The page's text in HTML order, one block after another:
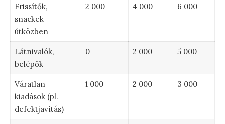
Frissítők,
snackek
útközben
2 000 4 000 6 000
Látnivalók,
belépők
0 2 000 5 000
Váratlan
kiadások (pl.
defektjavítás)
1 000 2 000 3 000